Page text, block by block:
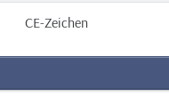
CE-Zeichen